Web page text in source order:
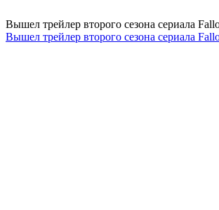
Вышел трейлер второго сезона сериала
Вышел трейлер второго сезона сериала